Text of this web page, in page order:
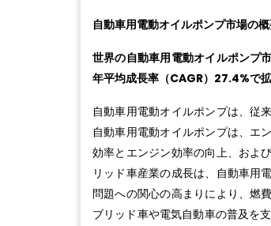
自動車用電動オイルポンプ市場の
世界の自動車用電動オイルポン
年平均成長率（CAGR）27.4%で
自動車用電動オイルポンプは、従
自動車用電動オイルポンプは、エ
効率とエンジン効率の向上、およ
リッド車産業の成長は、自動車用
問題への関心の高まりにより、燃
ブリッド車や電気自動車の普及を